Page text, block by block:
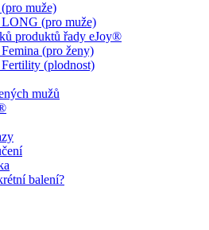
muže)
(pro muže)
produktů řady eJoy®
(pro ženy)
(plodnost)
mužů
balení?